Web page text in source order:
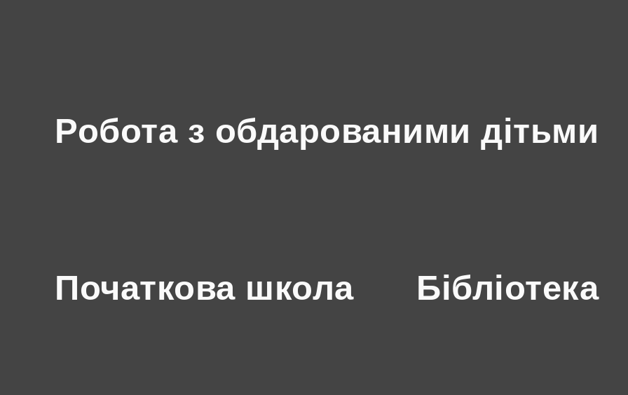
Робота з обдарованими дітьми
Початкова школа Бібліотека